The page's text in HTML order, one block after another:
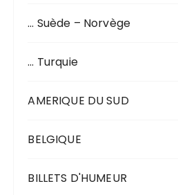
… Suède – Norvège
… Turquie
AMERIQUE DU SUD
BELGIQUE
BILLETS D'HUMEUR